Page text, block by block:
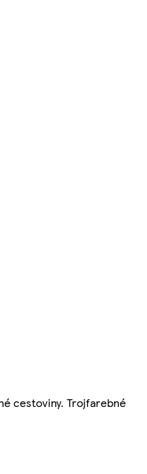
cestoviny. Trojfarebné